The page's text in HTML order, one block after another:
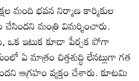
మంది భవన నిర్మాణ కార్మికుల
మంత్రి విమర్శించారు.
ఒక ఇటుక కూడా పేర్చక పోగా
ఏ మాత్రం చిత్తశుద్ధి లేనట్లుగా గత
ఆగ్రహం వ్యక్తం చేశారు. కూటమి